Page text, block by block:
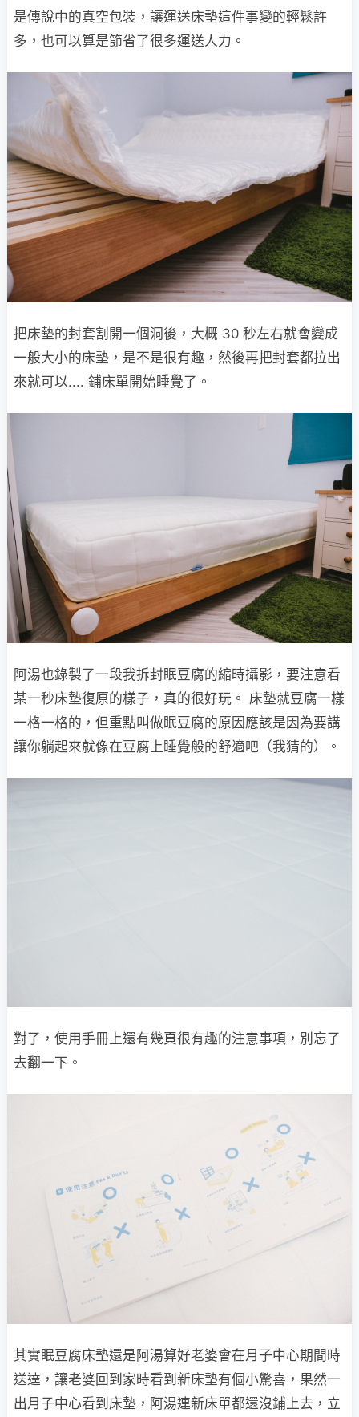
是傳說中的真空包裝，讓運送床墊這件事變的輕鬆許
多，也可以算是節省了很多運送人力。
把床墊的封套割開一個洞後，大概 30 秒左右就會變成
一般大小的床墊，是不是很有趣，然後再把封套都拉出
來就可以.... 鋪床單開始睡覺了。
阿湯也錄製了一段我拆封眠豆腐的縮時攝影，要注意看
某一秒床墊復原的樣子，真的很好玩。 床墊就豆腐一樣
一格一格的，但重點叫做眠豆腐的原因應該是因為要講
讓你躺起來就像在豆腐上睡覺般的舒適吧（我猜的）。
對了，使用手冊上還有幾頁很有趣的注意事項，別忘了
去翻一下。
其實眠豆腐床墊還是阿湯算好老婆會在月子中心期間時
送達，讓老婆回到家時看到新床墊有個小驚喜，果然一
出月子中心看到床墊，阿湯連新床單都還沒鋪上去，立